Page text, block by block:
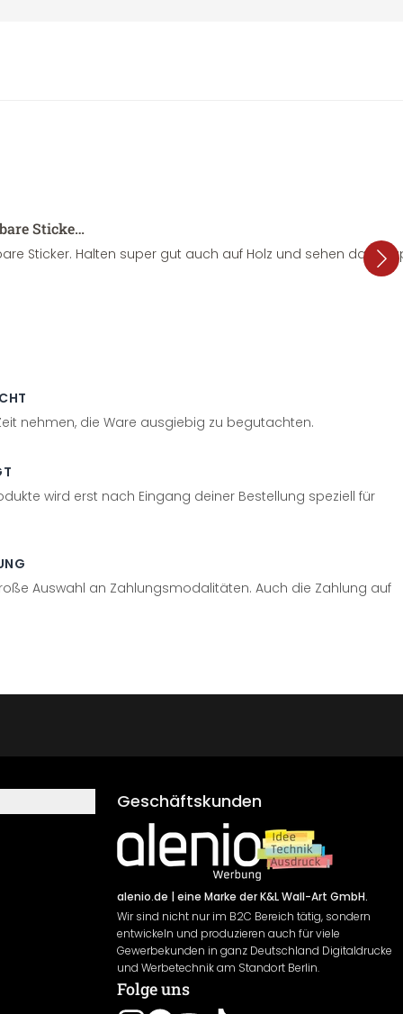
Sticke…
Sticker. Halten super gut auch auf Holz und sehen dazu
nehmen, die Ware ausgiebig zu begutachten.
wird erst nach Eingang deiner Bestellung speziell für
Auswahl an Zahlungsmodalitäten. Auch die Zahlung auf
Geschäftskunden
alenio.de | eine Marke der K&L Wall-Art GmbH.
Wir sind nicht nur im B2C Bereich tätig, sondern
entwickeln und produzieren auch für viele
Gewerbekunden in ganz Deutschland Digitaldrucke
und Werbetechnik am Standort Berlin.
Folge uns